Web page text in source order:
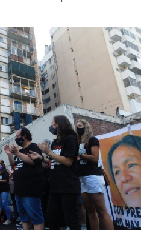
, desde
May 3, 2022